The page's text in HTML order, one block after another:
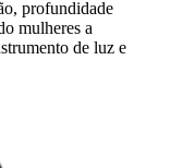
profundidade
mulheres a
de luz e